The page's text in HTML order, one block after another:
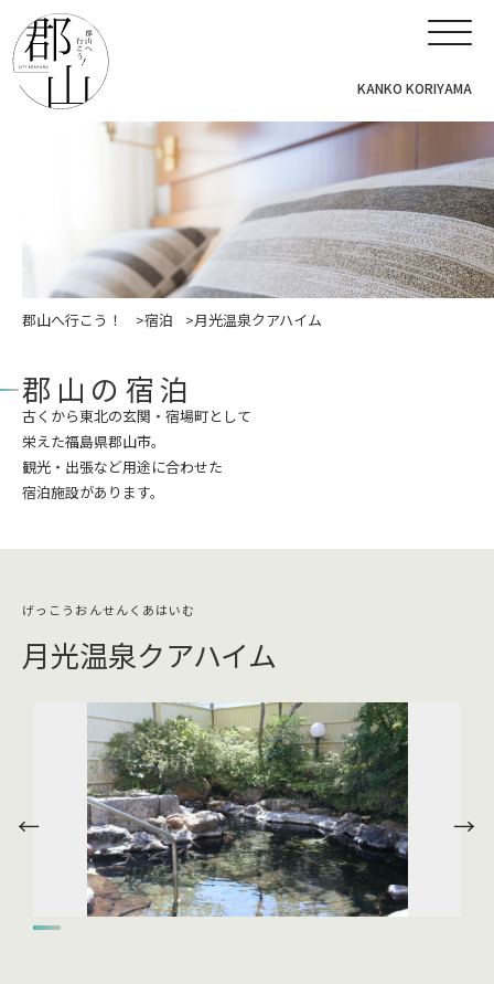
KANKO KORIYAMA
郡山へ行こう！ 宿泊 月光温泉クアハイム
郡山の宿泊
古くから東北の玄関・宿場町として
栄えた福島県郡山市。
観光・出張など用途に合わせた
宿泊施設があります。
月光温泉クアハイム